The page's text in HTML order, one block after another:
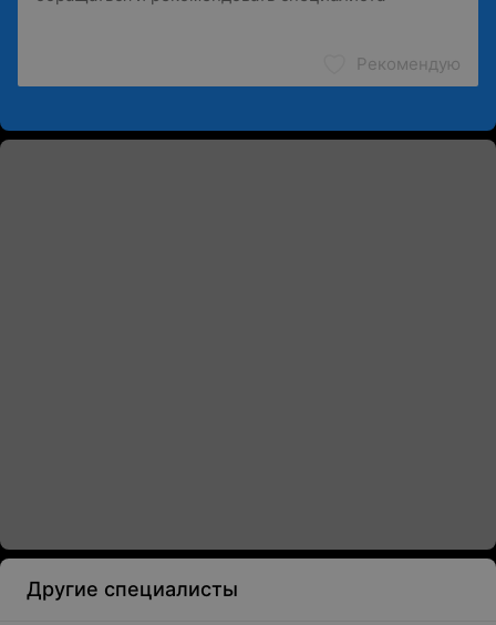
Рекомендую
Другие специалисты